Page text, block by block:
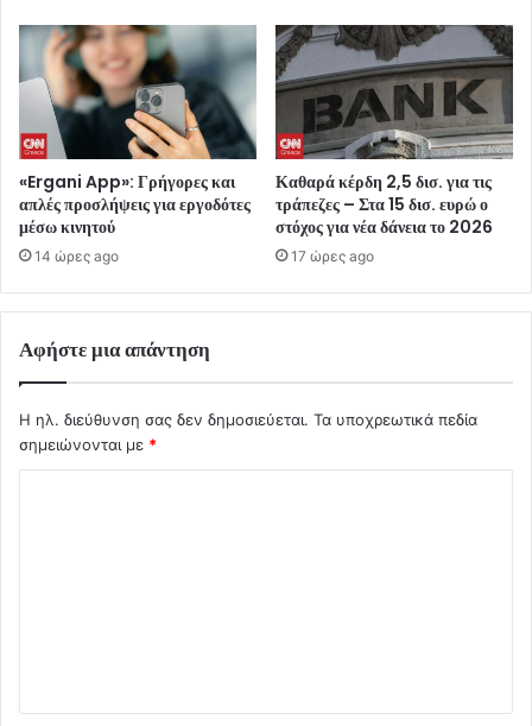
«Ergani App»: Γρήγορες και
απλές προσλήψεις για εργοδότες
μέσω κινητού
14 ώρες ago
Καθαρά κέρδη 2,5 δισ. για τις
τράπεζες – Στα 15 δισ. ευρώ ο
στόχος για νέα δάνεια το 2026
17 ώρες ago
Αφήστε μια απάντηση
Η ηλ. διεύθυνση σας δεν δημοσιεύεται. Τα υποχρεωτικά πεδία
σημειώνονται με *